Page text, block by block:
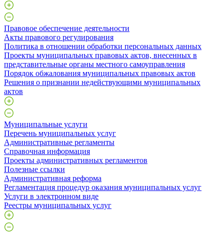
Правовое обеспечение деятельности
Акты правового регулирования
Политика в отношении обработки персональных данных
Проекты муниципальных правовых актов, внесенных в
представительные органы местного самоуправления
Порядок обжалования муниципальных правовых актов
Решения о признании недействующими муниципальных
актов
Муниципальные услуги
Перечень муниципальных услуг
Административные регламенты
Справочная информация
Проекты административных регламентов
Полезные ссылки
Административная реформа
Регламентация процедур оказания муниципальных услуг
Услуги в электронном виде
Реестры муниципальных услуг